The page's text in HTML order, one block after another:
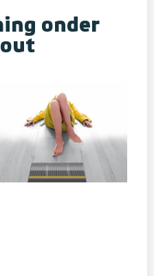
onder